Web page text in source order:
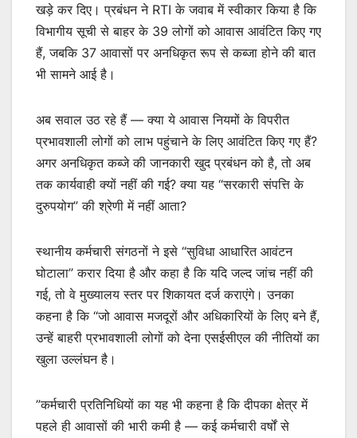
खड़े कर दिए। प्रबंधन ने RTI के जवाब में स्वीकार किया है कि
विभागीय सूची से बाहर के 39 लोगों को आवास आवंटित किए गए
हैं, जबकि 37 आवासों पर अनधिकृत रूप से कब्जा होने की बात
भी सामने आई है।
अब सवाल उठ रहे हैं — क्या ये आवास नियमों के विपरीत
प्रभावशाली लोगों को लाभ पहुंचाने के लिए आवंटित किए गए हैं?
अगर अनधिकृत कब्जे की जानकारी खुद प्रबंधन को है, तो अब
तक कार्यवाही क्यों नहीं की गई? क्या यह “सरकारी संपत्ति के
दुरुपयोग” की श्रेणी में नहीं आता?
स्थानीय कर्मचारी संगठनों ने इसे “सुविधा आधारित आवंटन
घोटाला” करार दिया है और कहा है कि यदि जल्द जांच नहीं की
गई, तो वे मुख्यालय स्तर पर शिकायत दर्ज कराएंगे। उनका
कहना है कि “जो आवास मजदूरों और अधिकारियों के लिए बने हैं,
उन्हें बाहरी प्रभावशाली लोगों को देना एसईसीएल की नीतियों का
खुला उल्लंघन है।
”कर्मचारी प्रतिनिधियों का यह भी कहना है कि दीपका क्षेत्र में
पहले ही आवासों की भारी कमी है — कई कर्मचारी वर्षों से